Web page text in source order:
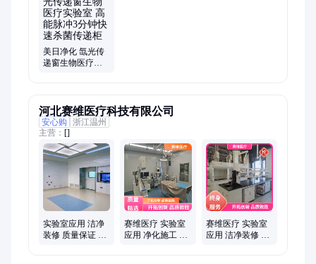
消毒门、洁净屏、洁净室、货淋室、洗手池、洁净棚、天花盲
板、洁净工作台、生物安全柜、不锈钢制品
美日净化 氙光传
递窗生物医疗实
河北赛维医疗科技有限公司
安心购
浙江温州
主营： []
实验室应用 洁净
装修 质量保证 设
赛维医疗 实验室
应用 净化施工 实
赛维医疗 实验室
应用 洁净装修 质